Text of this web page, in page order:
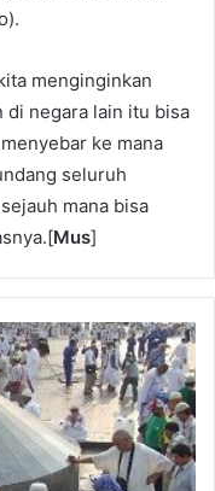
menginginkan
negara lain itu bisa
ke mana
seluruh
mana bisa
Mus]